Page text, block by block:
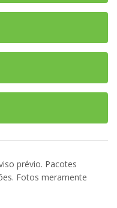
prévio. Pacotes
Fotos meramente